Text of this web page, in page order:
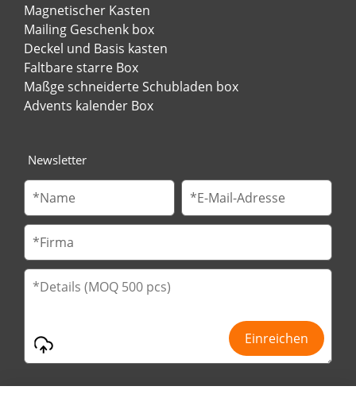
Magnetischer Kasten
Mailing Geschenk box
Deckel und Basis kasten
Faltbare starre Box
Maßge schneiderte Schubladen box
Advents kalender Box
Newsletter